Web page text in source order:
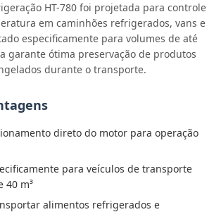
HT-780 foi projetada para controle
em caminhões refrigerados, vans e
especificamente para volumes de até
garante ótima preservação de produtos
durante o transporte.
direto do motor para operação
para veículos de transporte
40 m³
alimentos refrigerados e